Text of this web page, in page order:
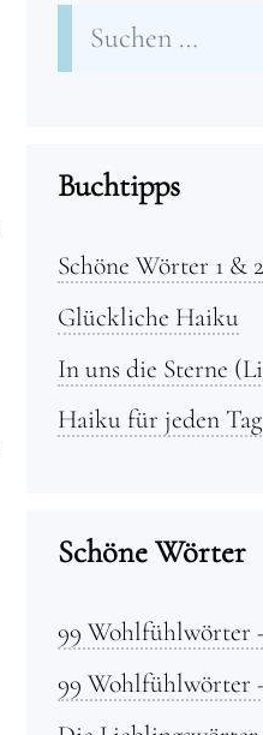
Suchen
nach:
Buchtipps
Schöne Wörter 1 & 2
Glückliche Haiku
In uns die Sterne
Haiku für jeden Tag
Schöne Wörter
99 Wohlfühlwörter
99 Wohlfühlwörter